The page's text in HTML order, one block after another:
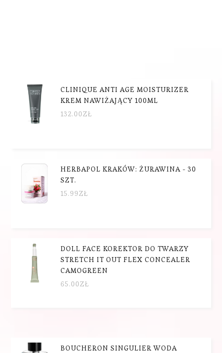
CLINIQUE ANTI AGE MOISTURIZER
KREM NAWIŻAJĄCY 100ML
132.00ZŁ
HERBAPOL KRAKÓW: ŻURAWINA - 30
SZT.
15.99ZŁ
DOLL FACE KOREKTOR DO TWARZY
STRETCH IT OUT FLEX CONCEALER
CAMOGREEN
65.00ZŁ
BOUCHERON SINGULIER WODA